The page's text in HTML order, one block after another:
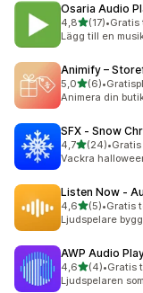
Osaria Audio
4,8av 5 stjärnor
(17)
17 recensioner
•Gratis
Lägg till en
Animify –
5,0av 5 stjärnor
(6)
6 recensioner
•
Animera din
SFX ‑ Snow
4,7av 5 stjärnor
(24)
24 recensioner
•Gratis
Vackra
Listen Now ‑
4,6av 5 stjärnor
(5)
5 recensioner
•Gratis
Ljudspelare
AWP Audio
4,6av 5 stjärnor
(4)
4 recensioner
•Gratis
Ljudspelaren